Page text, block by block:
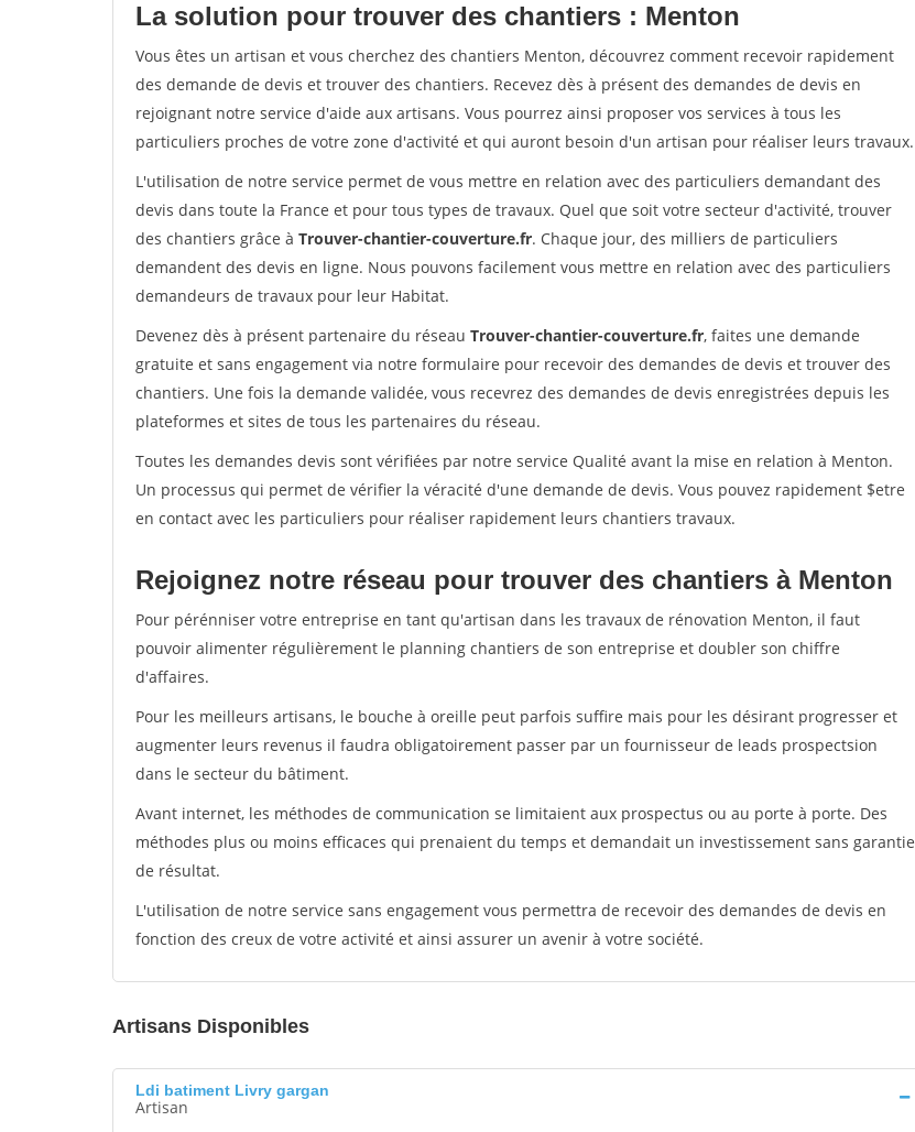
La solution pour trouver des chantiers : Menton
Vous êtes un artisan et vous cherchez des chantiers Menton, découvrez comment recevoir rapidement
des demande de devis et trouver des chantiers. Recevez dès à présent des demandes de devis en
rejoignant notre service d'aide aux artisans. Vous pourrez ainsi proposer vos services à tous les
particuliers proches de votre zone d'activité et qui auront besoin d'un artisan pour réaliser leurs travaux.
L'utilisation de notre service permet de vous mettre en relation avec des particuliers demandant des
devis dans toute la France et pour tous types de travaux. Quel que soit votre secteur d'activité, trouver
des chantiers grâce à Trouver-chantier-couverture.fr. Chaque jour, des milliers de particuliers
demandent des devis en ligne. Nous pouvons facilement vous mettre en relation avec des particuliers
demandeurs de travaux pour leur Habitat.
Devenez dès à présent partenaire du réseau Trouver-chantier-couverture.fr, faites une demande
gratuite et sans engagement via notre formulaire pour recevoir des demandes de devis et trouver des
chantiers. Une fois la demande validée, vous recevrez des demandes de devis enregistrées depuis les
plateformes et sites de tous les partenaires du réseau.
Toutes les demandes devis sont vérifiées par notre service Qualité avant la mise en relation à Menton.
Un processus qui permet de vérifier la véracité d'une demande de devis. Vous pouvez rapidement $etre
en contact avec les particuliers pour réaliser rapidement leurs chantiers travaux.
Rejoignez notre réseau pour trouver des chantiers à Menton
Pour pérénniser votre entreprise en tant qu'artisan dans les travaux de rénovation Menton, il faut
pouvoir alimenter régulièrement le planning chantiers de son entreprise et doubler son chiffre
d'affaires.
Pour les meilleurs artisans, le bouche à oreille peut parfois suffire mais pour les désirant progresser et
augmenter leurs revenus il faudra obligatoirement passer par un fournisseur de leads prospectsion
dans le secteur du bâtiment.
Avant internet, les méthodes de communication se limitaient aux prospectus ou au porte à porte. Des
méthodes plus ou moins efficaces qui prenaient du temps et demandait un investissement sans garantie
de résultat.
L'utilisation de notre service sans engagement vous permettra de recevoir des demandes de devis en
fonction des creux de votre activité et ainsi assurer un avenir à votre société.
Artisans Disponibles
Ldi batiment Livry gargan
Artisan